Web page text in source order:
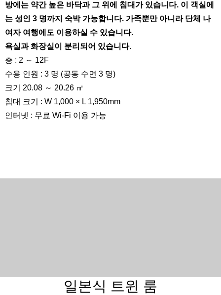
English 한국어
简体中文
繁體中文
방에는 약간 높은 바닥과 그 위에 침대가 있습니다. 이 객실에
는 성인 3 명까지 숙박 가능합니다. 가족뿐만 아니라 단체 나
여자 여행에도 이용하실 수 있습니다.
욕실과 화장실이 분리되어 있습니다.
층 : 2 ～ 12F
수용 인원 : 3 명 (공동 수면 3 명)
크기 20.08 ～ 20.26 ㎡
침대 크기 : W 1,000 × L 1,950mm
인터넷 : 무료 Wi-Fi 이용 가능
일본식 트윈 룸